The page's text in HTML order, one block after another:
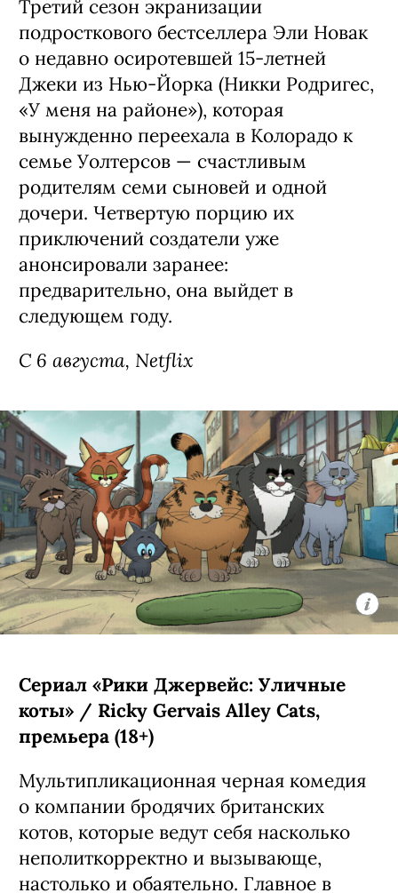
Сериал «Моя жизнь с мальчиками
Уолтер» / My Life with the Walter
Boys, 3 сезон (18+)
Третий сезон экранизации
о недавно осиротевшей 15-летней
«У меня на районе»), которая
вынужденно переехала в Колорадо к
семье Уолтерсов — счастливым
родителям семи сыновей и одной
дочери. Четвертую порцию их
приключений создатели уже
анонсировали заранее:
предварительно, она выйдет в
следующем году.